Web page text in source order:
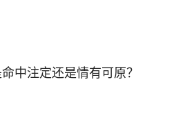
中注定还是情有可原？